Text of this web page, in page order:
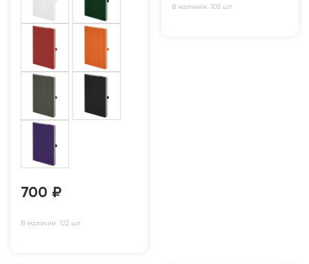
700 ₽
В наличии: 122 шт
В наличии: 105 шт